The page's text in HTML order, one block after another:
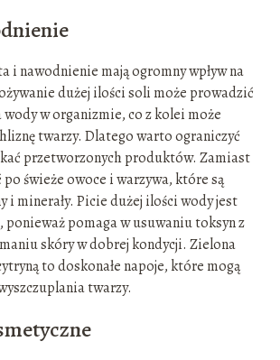
i nawodnienie mają ogromny wpływ na
dużej ilości soli może prowadzić
w organizmie, co z kolei może
twarzy. Dlatego warto ograniczyć
przetworzonych produktów. Zamiast
świeże owoce i warzywa, które są
i minerały. Picie dużej ilości wody jest
pomaga w usuwaniu toksyn z
skóry w dobrej kondycji. Zielona
to doskonałe napoje, które mogą
twarzy.